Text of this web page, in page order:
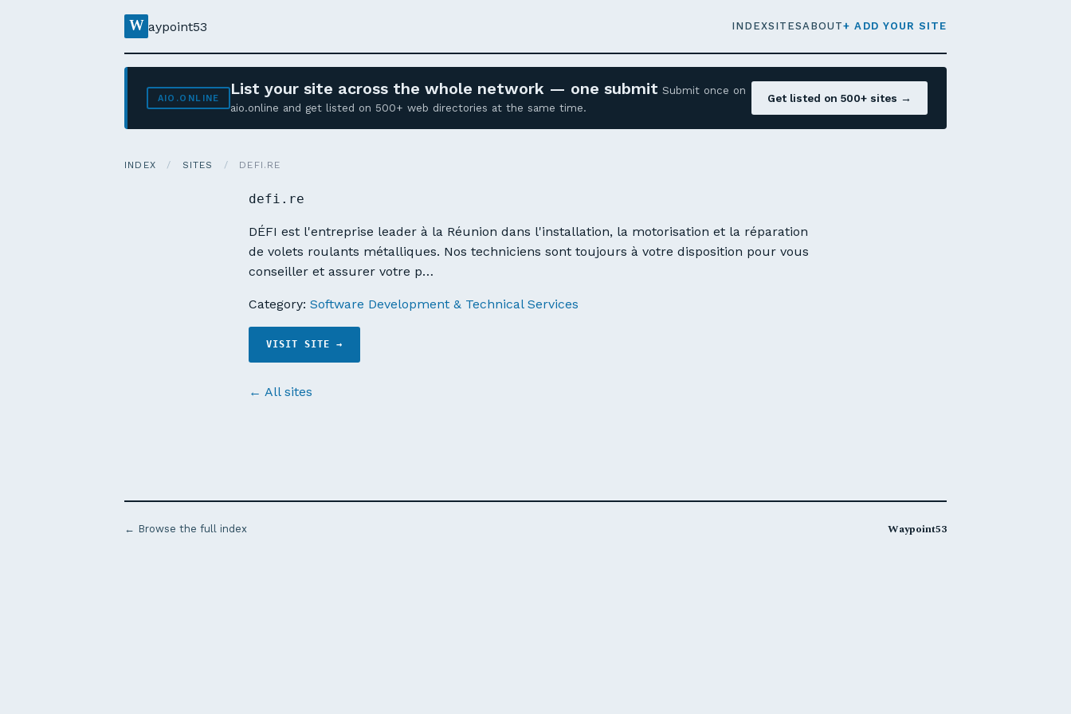
W aypoint53 INDEXSITESABOUT+ ADD YOUR SITE
AIO.ONLINE List your site across the whole network — one submit Submit once on
aio.online and get listed on 500+ web directories at the same time.
Get listed on 500+ sites →
INDEX / SITES / DEFI.RE
defi.re
DÉFI est l'entreprise leader à la Réunion dans l'installation, la motorisation et la réparation
de volets roulants métalliques. Nos techniciens sont toujours à votre disposition pour vous
conseiller et assurer votre p…
Category: Software Development & Technical Services
VISIT SITE →
← All sites
← Browse the full index Waypoint53